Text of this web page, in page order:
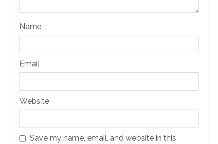
Name
Email
Website
Save my name, email, and website in this